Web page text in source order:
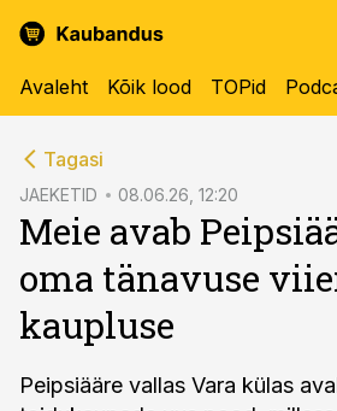
Avaleht Kõik lood TOPid
Tagasi
JAEKETID 08.06.26, 12:20
Meie avab
oma tänavuse
kaupluse
Peipsiääre vallas Vara külas